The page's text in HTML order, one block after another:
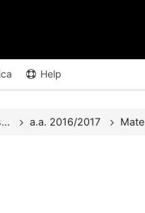
Help
a.a. 2016/2017